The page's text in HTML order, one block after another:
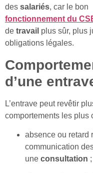
des salariés, car le bon
fonctionnement du
de travail plus sûr, plus
obligations légales.
d’une
L’entrave peut revêtir
comportements les plus
absence ou retard
communication
une consultation ;